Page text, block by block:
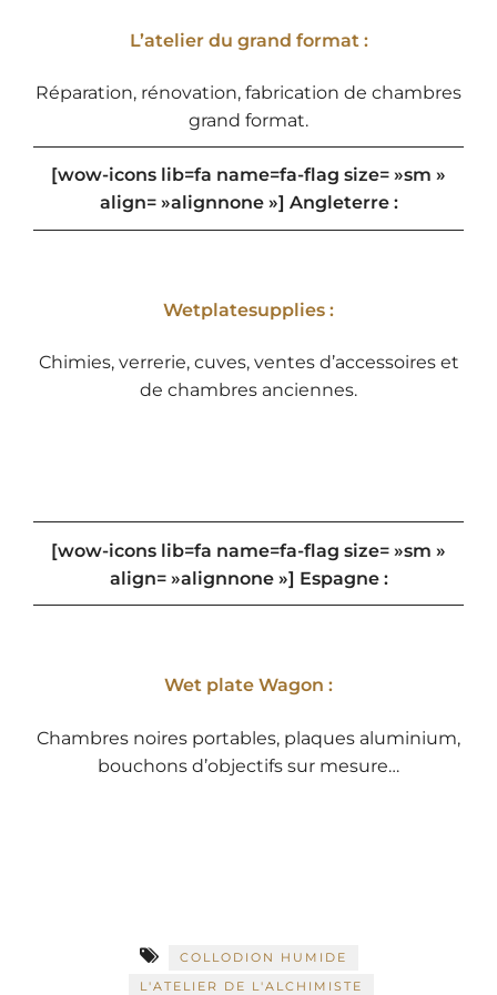
L’atelier du grand format :
Réparation, rénovation, fabrication de chambres
grand format.
[wow-icons lib=fa name=fa-flag size= »sm »
align= »alignnone »] Angleterre :
Wetplatesupplies :
Chimies, verrerie, cuves, ventes d’accessoires et
de chambres anciennes.
[wow-icons lib=fa name=fa-flag size= »sm »
align= »alignnone »] Espagne :
Wet plate Wagon :
Chambres noires portables, plaques aluminium,
bouchons d’objectifs sur mesure…
COLLODION HUMIDE
L'ATELIER DE L'ALCHIMISTE